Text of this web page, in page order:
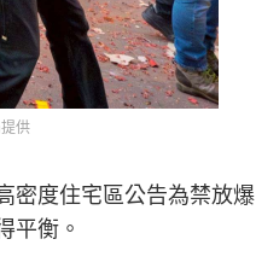
供
密度住宅區公告為禁放爆
平衡。